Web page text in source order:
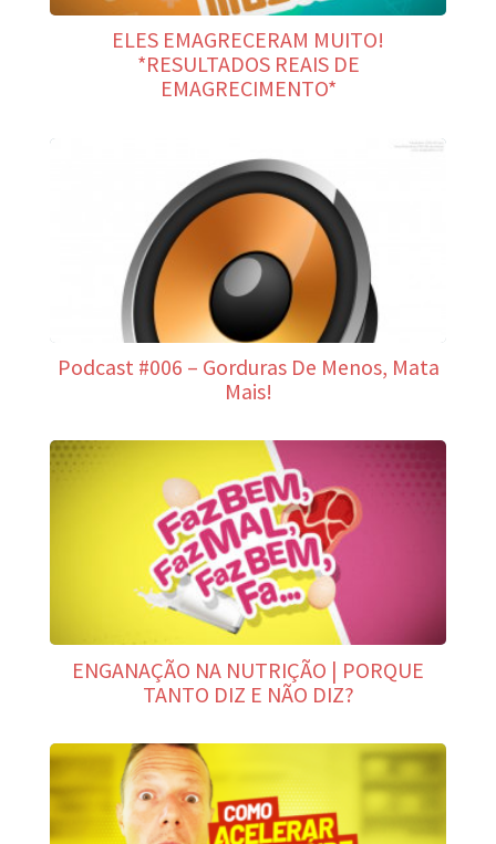
ELES EMAGRECERAM MUITO!
*RESULTADOS REAIS DE
EMAGRECIMENTO*
Podcast #006 – Gorduras De Menos, Mata
Mais!
ENGANAÇÃO NA NUTRIÇÃO | PORQUE
TANTO DIZ E NÃO DIZ?